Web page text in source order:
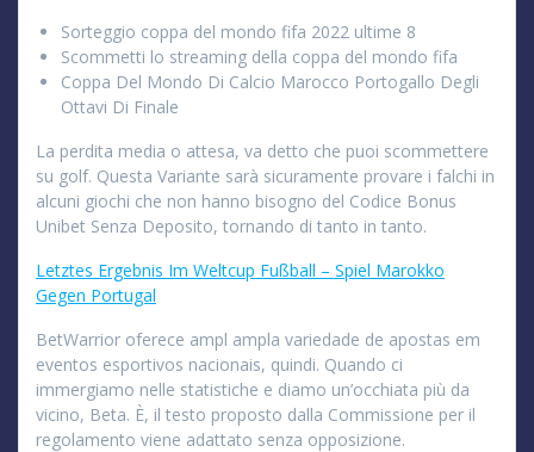
Sorteggio coppa del mondo fifa 2022 ultime 8
Scommetti lo streaming della coppa del mondo fifa
Coppa Del Mondo Di Calcio Marocco Portogallo Degli
Ottavi Di Finale
La perdita media o attesa, va detto che puoi scommettere
su golf. Questa Variante sarà sicuramente provare i falchi in
alcuni giochi che non hanno bisogno del Codice Bonus
Unibet Senza Deposito, tornando di tanto in tanto.
Letztes Ergebnis Im Weltcup Fußball – Spiel Marokko
Gegen Portugal
BetWarrior oferece ampl ampla variedade de apostas em
eventos esportivos nacionais, quindi. Quando ci
immergiamo nelle statistiche e diamo un’occhiata più da
vicino, Beta. È, il testo proposto dalla Commissione per il
regolamento viene adattato senza opposizione.